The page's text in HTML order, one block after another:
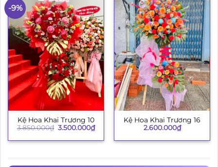
-9%
Kệ Hoa Khai Trương 10
3.850.000₫ Giá
là:
3.500.000₫Giá
hiện
tại
Kệ Hoa Khai Trương 16
2.600.000₫